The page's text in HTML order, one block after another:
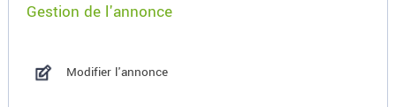
Gestion de l'annonce
Modifier l'annonce